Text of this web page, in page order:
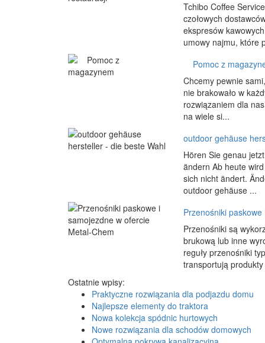
Tchibo Coffee
czołowych
ekspresów
umowy najmu, które
Pomoc z
Chcemy pewnie
nie brakowało w
rozwiązaniem dla
na wiele si...
outdoor gehäuse
Hören Sie genau
ändern Ab heute
sich nicht ändert.
outdoor gehäuse ...
Przenośniki
Przenośniki są
brukową lub inne
reguły przenośniki
transportują
Ostatnie wpisy:
Praktyczne rozwiązania dla podjazdu domu
Najlepsze elementy do traktora
Nowa kolekcja spódnic hurtowych
Nowe rozwiązania dla schodów domowych